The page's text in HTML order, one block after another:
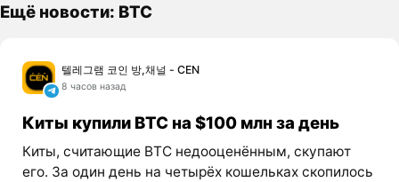
Ещё новости: BTC
텔레그램 코인 방,채널 - CEN
8 часов назад
Киты купили BTC на $100 млн за день
Киты, считающие BTC недооценённым, скупают
его. За один день на четырёх кошельках скопилось